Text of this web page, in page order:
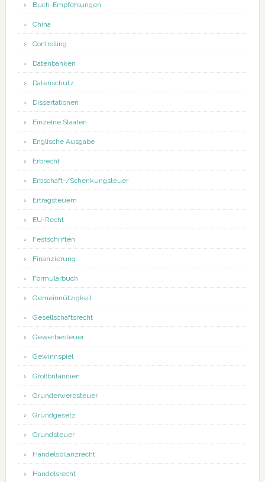
Buch-Empfehlungen
China
Controlling
Datenbanken
Datenschutz
Dissertationen
Einzelne Staaten
Englische Ausgabe
Erbrecht
Erbschaft-/Schenkungsteuer
Ertragsteuern
EU-Recht
Festschriften
Finanzierung
Formularbuch
Gemeinnützigkeit
Gesellschaftsrecht
Gewerbesteuer
Gewinnspiel
Großbritannien
Grunderwerbsteuer
Grundgesetz
Grundsteuer
Handelsbilanzrecht
Handelsrecht